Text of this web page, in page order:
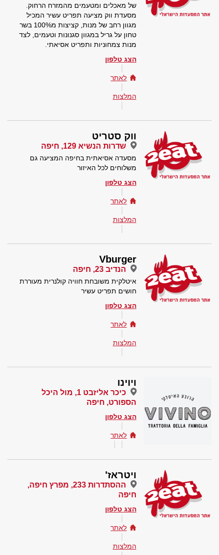
של מאכלים ומטעמים מהמזרח הרחוק.
מסעדת ווק מציעה תפריט עשיר המכיל
מגוון רחב של מנות, קציצות מ100% בשר
טחון על גריל במגוון סגנונות וטעמים, לצד
מנות צמחוניות ותפריט אסיאתי.
הצג טלפון
לאתר
המלצות
ווק סטריט
שדרות הנשיא 129, חיפה
מסעדה אסיאתית בחיפה המציעה גם
משלוחים לכל האיזור
הצג טלפון
לאתר
המלצות
Vburger
הנדיב 23, חיפה
איטלקית משובחת חוויה קולנרית מעוררת
חושים תפריט עשיר
הצג טלפון
לאתר
המלצות
ויוינו
כיכר אליזבט 1, מול היכל
הספורט, חיפה
הצג טלפון
לאתר
ויטראז'
ההסתדרות 233, מפרץ חיפה,
חיפה
הצג טלפון
לאתר
המלצות